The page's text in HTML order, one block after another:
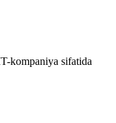
kompaniya sifatida